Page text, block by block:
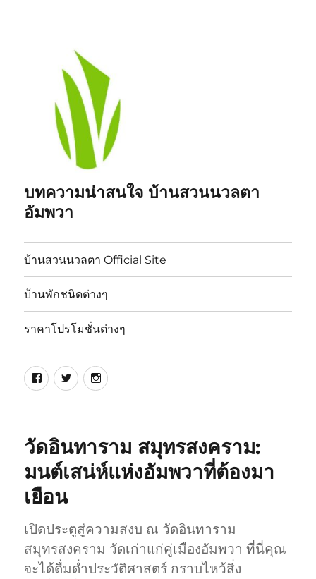
บทความน่าสนใจ บ้านสวนนวลตา
อัมพวา
บ้านสวนนวลตา Official Site
บ้านพักชนิดต่างๆ
ราคาโปรโมชั่นต่างๆ
บ้าน
ตา
รีสอร์ท
Facebook
บ้าน
รีสอร์ท
Twitter
บ้าน
รีสอร์ท
Instagram
วัดอินทาราม สมุทรสงคราม:
มนต์เสน่ห์แห่งอัมพวาที่ต้องมา
เยือน
เปิดประตูสู่ความสงบ ณ วัดอินทาราม
สมุทรสงคราม วัดเก่าแก่คู่เมืองอัมพวา ที่นี่คุณ
จะได้ดื่มด่ำประวัติศาสตร์ กราบไหว้สิ่ง